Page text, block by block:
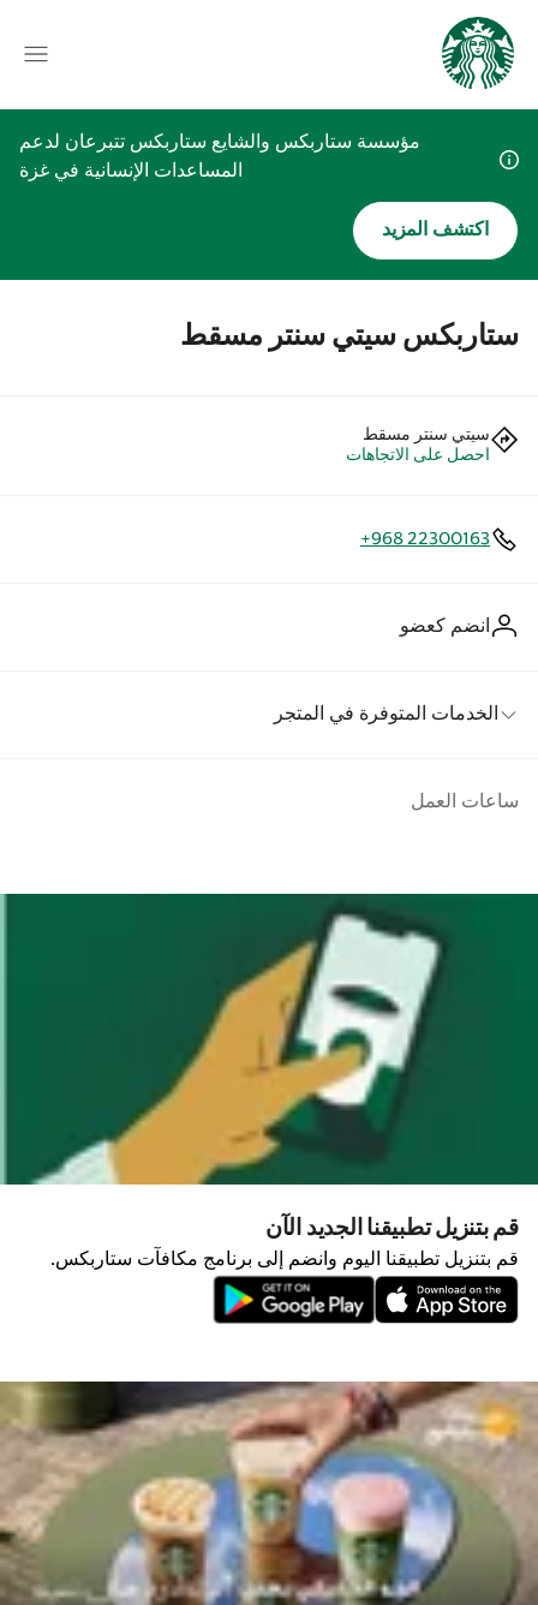
مؤسسة ستاربكس والشايع ستاربكس تتبرعان لدعم
المساعدات الإنسانية في غزة
اكتشف المزيد
ستاربكس سيتي سنتر مسقط
سيتي سنتر مسقط
احصل على الاتجاهات
+968 22300163
انضم كعضو
الخدمات المتوفرة في المتجر
ساعات العمل
قم بتنزيل تطبيقنا الجديد الآن
قم بتنزيل تطبيقنا اليوم وانضم إلى برنامج مكافآت ستاربكس.